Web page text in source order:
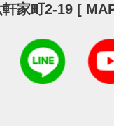
家町2-19 [